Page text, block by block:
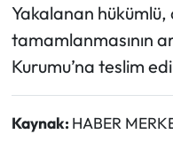
Yakalanan
tamamlanmasının
Kurumu’na teslim
Kaynak: HABER